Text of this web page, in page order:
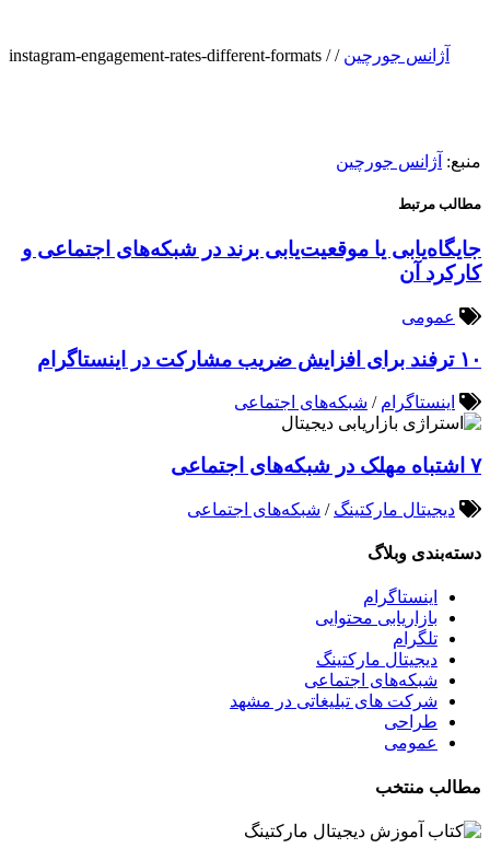
آژانس جورچین /
/
instagram-engagement-rates-different-formats
منبع: آژانس جورچین
مطالب مرتبط
جایگاه‌یابی یا موقعیت‌یابی برند در شبکه‌های اجتماعی و
کارکرد آن
عمومی
۱۰ ترفند برای افزایش ضریب مشارکت در اینستاگرام
اینستاگرام / شبکه‌های اجتماعی
۷ اشتباه مهلک در شبکه‌های اجتماعی
دیجیتال مارکتینگ / شبکه‌های اجتماعی
دسته‌بندی وبلاگ
اینستاگرام
بازاریابی محتوایی
تلگرام
دیجیتال مارکتینگ
شبکه‌های اجتماعی
شرکت های تبلیغاتی در مشهد
طراحی
عمومی
مطالب منتخب